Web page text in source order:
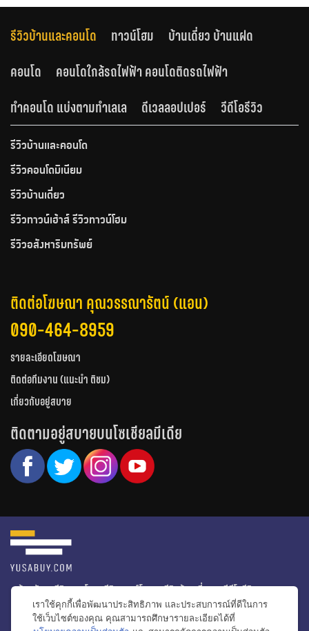
รีวิวบ้านและคอนโด ทาวน์โฮม
บ้านเดี่ยว บ้านแฝด
คอนโด
คอนโดใกล้รถไฟฟ้า คอนโดติดรถไฟฟ้า
ทำคอนโด แบ่งตามทำเลเล
ดีเวลลอปเปอร์ วีดีโอรีวิว
รีวิวบ้านและคอนโด
รีวิวคอนโดมิเนียม
รีวิวบ้านเดี่ยว
รีวิวทาวน์เฮ้าส์ รีวิวทาวน์โฮม
รีวิวอสังหาริมทรัพย์
ติดต่อโฆษณา คุณวรรณารัตน์ (แอน)
090-464-8959
รายละเอียดโฆษณา
ติดต่อทีมงาน (แนะนำ ติชม)
เกี่ยวกับอยู่สบาย
ติดตามอยู่สบายบนโซเชียลมีเดีย
หน้าหลัก รีวิวคอนโด รีวิวทาวน์โฮม รีวิวบ้านเดี่ยว
วีดีโอรีวิว
ไอเดียแต่งบ้าน
ข่าวอสังหาริมทรัพย์
โปรโมชั่นบ้านและคอนโด
เราใช้คุกกี้เพื่อพัฒนาประสิทธิภาพ และประสบการณ์ที่ดีในการ
ใช้เว็บไซต์ของคุณ คุณสามารถศึกษารายละเอียดได้ที่